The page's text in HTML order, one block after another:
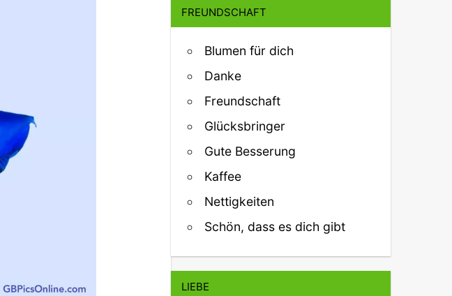
FREUNDSCHAFT
Blumen für dich
Danke
Freundschaft
Glücksbringer
Gute Besserung
Kaffee
Nettigkeiten
Schön, dass es dich gibt
LIEBE